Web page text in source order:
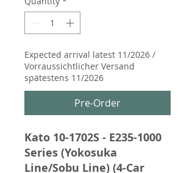
Expected arrival latest 11/2026 /
Vorraussichtlicher Versand
spätestens 11/2026
Pre-Order
Kato 10-1702S - E235-1000
Series (Yokosuka
Line/Sobu Line) (4-Car